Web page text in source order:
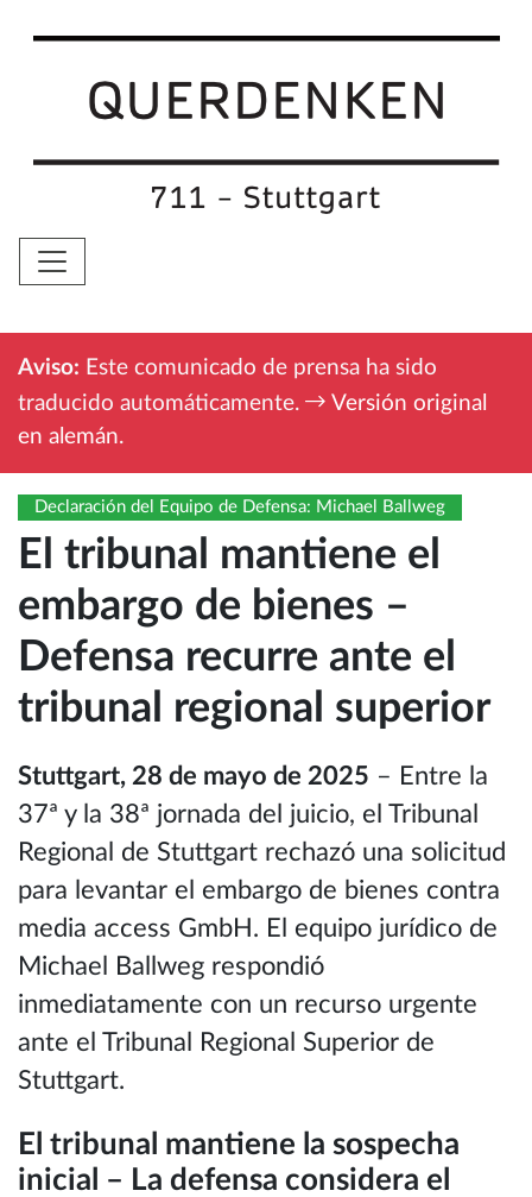
Aviso: Este comunicado de prensa ha sido
traducido automáticamente.
Versión original
en alemán.
Declaración del Equipo de Defensa: Michael Ballweg
El tribunal mantiene el
embargo de bienes –
Defensa recurre ante el
tribunal regional superior
Stuttgart, 28 de mayo de 2025 – Entre la
37ª y la 38ª jornada del juicio, el Tribunal
Regional de Stuttgart rechazó una solicitud
para levantar el embargo de bienes contra
media access GmbH. El equipo jurídico de
Michael Ballweg respondió
inmediatamente con un recurso urgente
ante el Tribunal Regional Superior de
Stuttgart.
El tribunal mantiene la sospecha
inicial – La defensa considera el